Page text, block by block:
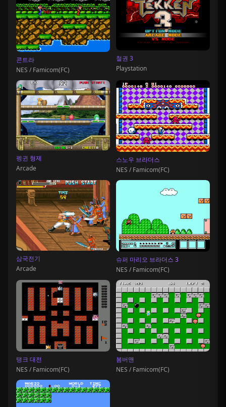
콘트라
NES / Famicom(FC)
철권 3
Playstation
펭귄 형제
Arcade
스노우 브라더스
NES / Famicom(FC)
삼국전기
Arcade
슈퍼 마리오 브라더스 3
NES / Famicom(FC)
탱크 대전
NES / Famicom(FC)
봄버맨
NES / Famicom(FC)